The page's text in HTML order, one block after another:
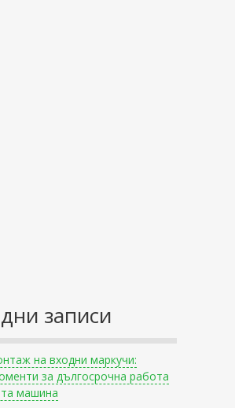
записи
на входни маркучи:
за дългосрочна работа
машина